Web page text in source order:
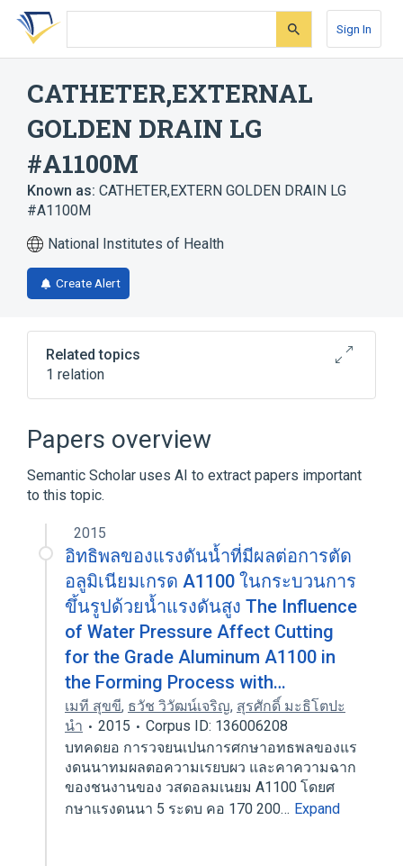
Skip
search
Skip
Skip
account
Sign In
CATHETER,EXTERNAL
GOLDEN DRAIN LG
#A1100M
Known as: CATHETER,EXTERN GOLDEN DRAIN LG
#A1100M
National Institutes of Health
Create Alert
Related topics
1 relation
catheter device
Papers overview
Semantic Scholar uses AI to extract papers important
to this topic.
2015
อิทธิพลของแรงดันนํ้าที่มีผลต่อการตัด
อลูมิเนียมเกรด A1100 ในกระบวนการ
ขึ้นรูปด้วยนํ้าแรงดันสูง The Influence
of Water Pressure Affect Cutting
for the Grade Aluminum A1100 in
the Forming Process with…
เมที สุขขี, ธวัช วิวัฒน์เจริญ, สุรศักดิ์ มะธิโตปะ
นำ
2015
Corpus ID: 136006208
บทคดยอ การวจยนเปนการศกษาอทธพลของแร
งดนนาทมผลตอความเรยบผว และคาความฉาก
ของชนงานของ วสดอลมเนยม A1100 โดยศ
กษาแรงดนนา 5 ระดบ คอ 170 200… Expand